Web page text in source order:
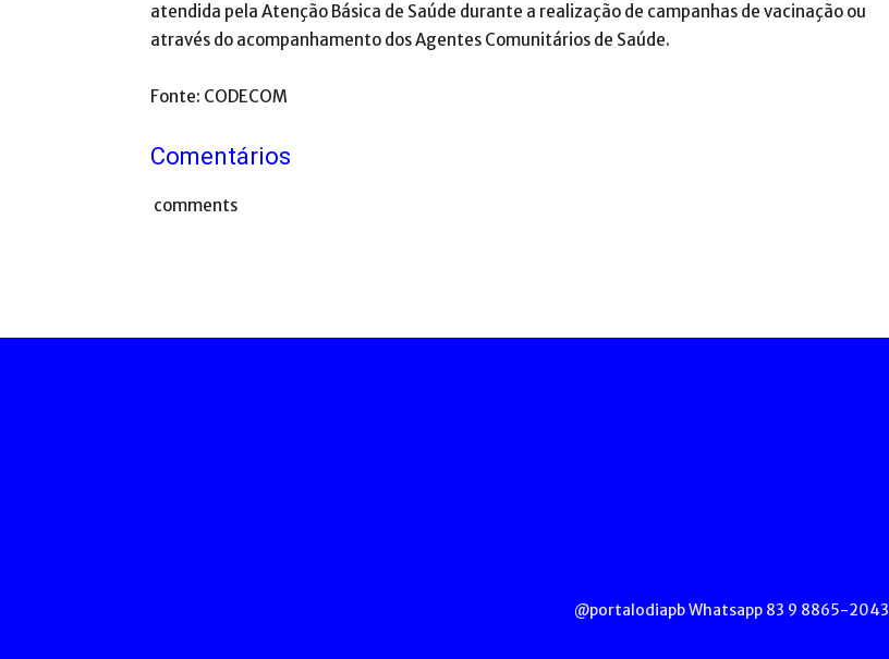
atendida pela Atenção Básica de Saúde durante a realização de campanhas de vacinação ou
através do acompanhamento dos Agentes Comunitários de Saúde.
Fonte: CODECOM
Comentários
comments
@portalodiapb Whatsapp 83 9 8865-2043